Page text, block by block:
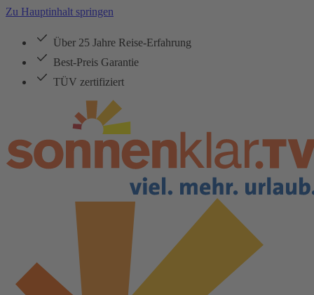
Zu Hauptinhalt springen
Über 25 Jahre Reise-Erfahrung
Best-Preis Garantie
TÜV zertifiziert